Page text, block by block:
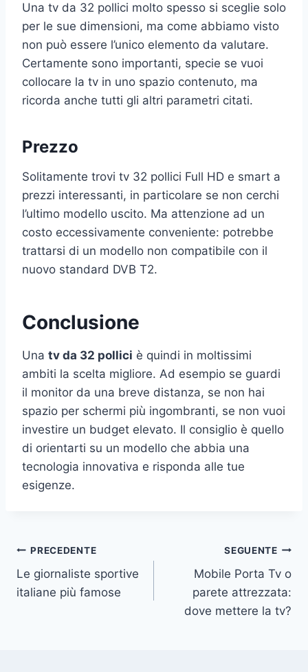
Una tv da 32 pollici molto spesso si sceglie solo
per le sue dimensioni, ma come abbiamo visto
non può essere l’unico elemento da valutare.
Certamente sono importanti, specie se vuoi
collocare la tv in uno spazio contenuto, ma
ricorda anche tutti gli altri parametri citati.
Prezzo
Solitamente trovi tv 32 pollici Full HD e smart a
prezzi interessanti, in particolare se non cerchi
l’ultimo modello uscito. Ma attenzione ad un
costo eccessivamente conveniente: potrebbe
trattarsi di un modello non compatibile con il
nuovo standard DVB T2.
Conclusione
Una tv da 32 pollici è quindi in moltissimi
ambiti la scelta migliore. Ad esempio se guardi
il monitor da una breve distanza, se non hai
spazio per schermi più ingombranti, se non vuoi
investire un budget elevato. Il consiglio è quello
di orientarti su un modello che abbia una
tecnologia innovativa e risponda alle tue
esigenze.
Navigazione
articoli
PRECEDENTE
Le giornaliste sportive
italiane più famose
SEGUENTE
Mobile Porta Tv o
parete attrezzata:
dove mettere la tv?